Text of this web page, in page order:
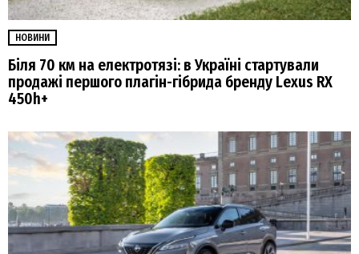
НОВИНИ
Біля 70 км на електротязі: в Україні стартували
продажі першого плагін-гібрида бренду Lexus RX
450h+